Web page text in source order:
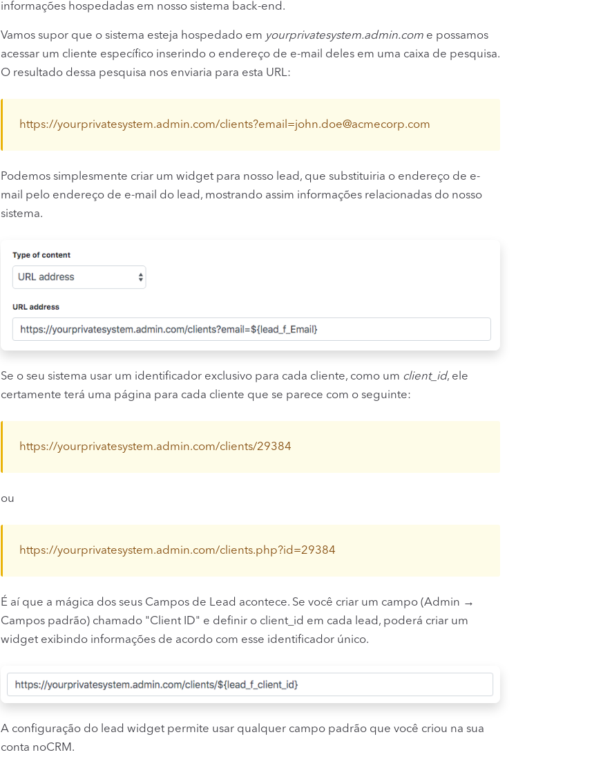
informações hospedadas em nosso sistema back-end.
Vamos supor que o sistema esteja hospedado em yourprivatesystem.admin.com e possamos
acessar um cliente específico inserindo o endereço de e-mail deles em uma caixa de pesquisa.
O resultado dessa pesquisa nos enviaria para esta URL:
https://yourprivatesystem.admin.com/clients?email=john.doe@acmecorp.com
Podemos simplesmente criar um widget para nosso lead, que substituiria o endereço de e-
mail pelo endereço de e-mail do lead, mostrando assim informações relacionadas do nosso
sistema.
Se o seu sistema usar um identificador exclusivo para cada cliente, como um client_id, ele
certamente terá uma página para cada cliente que se parece com o seguinte:
https://yourprivatesystem.admin.com/clients/29384
ou
https://yourprivatesystem.admin.com/clients.php?id=29384
É aí que a mágica dos seus Campos de Lead acontece. Se você criar um campo (Admin →
Campos padrão) chamado "Client ID" e definir o client_id em cada lead, poderá criar um
widget exibindo informações de acordo com esse identificador único.
A configuração do lead widget permite usar qualquer campo padrão que você criou na sua
conta noCRM.